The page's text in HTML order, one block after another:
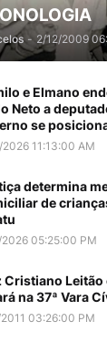
- 2/12/2009
e Elmano
Neto a
se
11:13:00 AM
determina
de
05:25:00 PM
Cristiano Leitão
na 37ª Vara
03:26:00 PM